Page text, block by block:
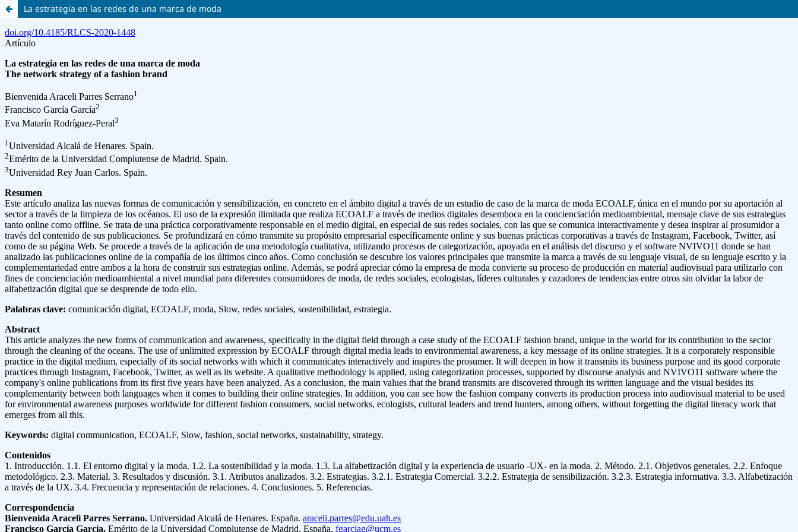
La estrategia en las redes de una marca de moda